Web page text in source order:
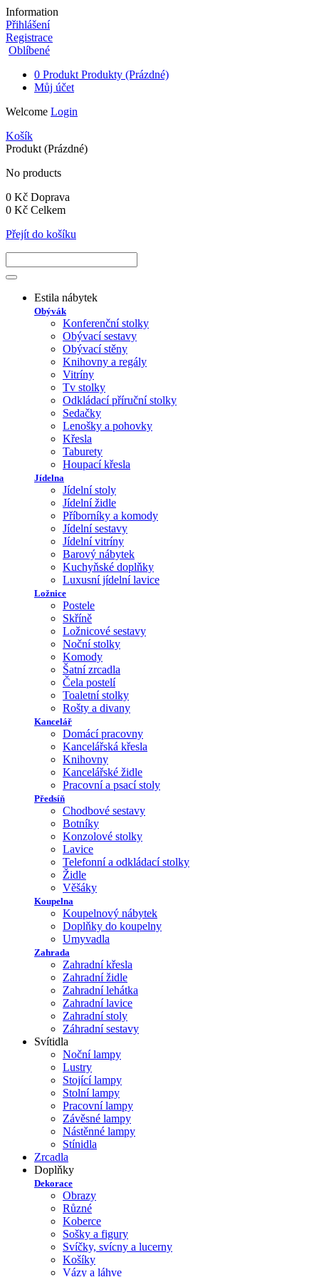
Information
Přihlášení
Registrace
Oblíbené
0 Produkt Produkty (Prázdné)
Můj účet
Welcome Login
Košík
Produkt (Prázdné)
No products
0 Kč Doprava
0 Kč Celkem
Přejít do košíku
Estila nábytek
Obývák
Konferenční stolky
Obývací sestavy
Obývací stěny
Knihovny a regály
Vitríny
Tv stolky
Odkládací příruční stolky
Sedačky
Lenošky a pohovky
Křesla
Taburety
Houpací křesla
Jídelna
Jídelní stoly
Jídelní židle
Příborníky a komody
Jídelní sestavy
Jídelní vitríny
Barový nábytek
Kuchyňské doplňky
Luxusní jídelní lavice
Ložnice
Postele
Skříně
Ložnicové sestavy
Noční stolky
Komody
Šatní zrcadla
Čela postelí
Toaletní stolky
Rošty a divany
Kancelář
Domácí pracovny
Kancelářská křesla
Knihovny
Kancelářské židle
Pracovní a psací stoly
Předsíň
Chodbové sestavy
Botníky
Konzolové stolky
Lavice
Telefonní a odkládací stolky
Židle
Věšáky
Koupelna
Koupelnový nábytek
Doplňky do koupelny
Umyvadla
Zahrada
Zahradní křesla
Zahradní židle
Zahradní lehátka
Zahradní lavice
Zahradní stoly
Záhradní sestavy
Svítidla
Noční lampy
Lustry
Stojící lampy
Stolní lampy
Pracovní lampy
Závěsné lampy
Nástěnné lampy
Stínidla
Zrcadla
Doplňky
Dekorace
Obrazy
Různé
Koberce
Sošky a figury
Svíčky, svícny a lucerny
Košíky
Vázy a láhve